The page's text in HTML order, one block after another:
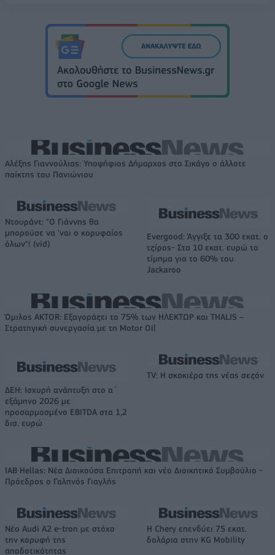
Αλέξης Γιαννούλιας: Υποψήφιος Δήμαρχος στο Σικάγο ο άλλοτε
παίκτης του Πανιώνιου
Ντουράντ: "Ο Γιάννης θα
μπορούσε να 'ναι ο κορυφαίος
όλων"! (vid)
Evergood: Άγγιξε τα 300 εκατ. ο
τζίρος- Στα 10 εκατ. ευρώ το
τίμημα για το 60% του
Jackaroo
Όμιλος AKTOR: Εξαγοράζει το 75% των ΗΛΕΚΤΩΡ και THALIS –
Στρατηγική συνεργασία με τη Motor Oil
ΔΕΗ: Ισχυρή ανάπτυξη στο α΄
εξάμηνο 2026 με
προσαρμοσμένο EBITDA στα 1,2
δισ. ευρώ
TV: Η σκακιέρα της νέας σεζόν
IAB Hellas: Νέα Διοικούσα Επιτροπή και νέο Διοικητικό Συμβούλιο -
Πρόεδρος ο Γαληνός Γιαγλής
Νέο Audi A2 e-tron με στόχο
την κορυφή της
αποδοτικότητας
Η Chery επενδύει 75 εκατ.
δολάρια στην KG Mobility